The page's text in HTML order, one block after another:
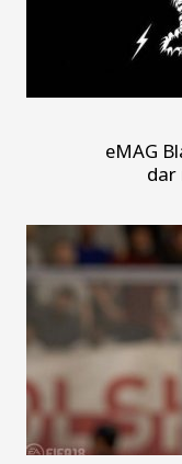
eMAG
dar